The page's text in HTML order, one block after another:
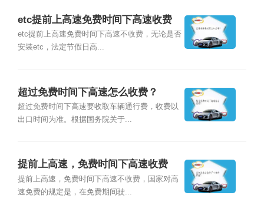
etc提前上高速免费时间下高速收费
吗？
etc提前上高速免费时间下高速不收费，无论是否
安装etc，法定节假日高...
超过免费时间下高速怎么收费？
超过免费时间下高速要收取车辆通行费，收费以
出口时间为准。根据国务院关于...
提前上高速，免费时间下高速收费
吗？
提前上高速，免费时间下高速不收费，国家对高
速免费的规定是，在免费期间驶...